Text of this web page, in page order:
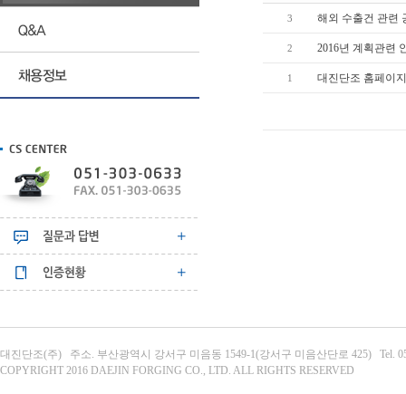
3 해외 수출건 관련
2 2016년 계획관련
1 대진단조 홈페이
대진단조(주) 주소. 부산광역시 강서구 미음동 1549-1(강서구 미음산단로 425) Tel.
COPYRIGHT 2016 DAEJIN FORGING CO., LTD. ALL RIGHTS RESERVED